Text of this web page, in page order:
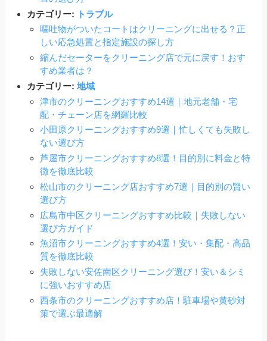
カテゴリー: トラブル
嘔吐物がついたコートはクリーニングに出せる？正
しい応急処置と指定施設の探し方
縮んだセーターをクリーニング店で元に戻す！おす
すめ業者は？
カテゴリー: 地域
津市のクリーニングおすすめ14選｜地元老舗・宅
配・チェーン店を網羅比較
小田原クリーニングおすすめ9選｜忙しくても失敗し
ない選び方
芦屋市クリーニングおすすめ8選！目的別に料金と特
徴を徹底比較
松山市のクリーニング店おすすめ7選｜目的別の賢い
選び方
広島市中区クリーニングおすすめ比較｜失敗しない
選び方ガイド
魚沼市クリーニングおすすめ4選！安い・集配・高品
質を徹底比較
失敗しない安佐南区クリーニング選び！安い＆シミ
に強いおすすめ店
西条市のクリーニングおすすめ店！駐車場や黄砂対
策で選ぶ最適解